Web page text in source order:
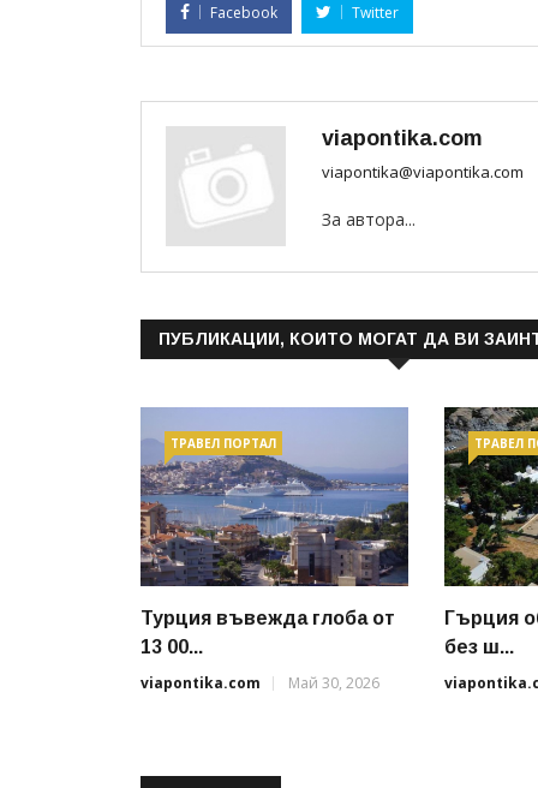
Facebook Twitter
viapontika.com
viapontika@viapontika.com
За автора...
ПУБЛИКАЦИИ, КОИТО МОГАТ ДА ВИ
ТРАВЕЛ ПОРТАЛ
Турция въвежда глоба от
13 00...
viapontika.com
Май 30, 2026
ТРАВЕЛ
Гърция
без ш...